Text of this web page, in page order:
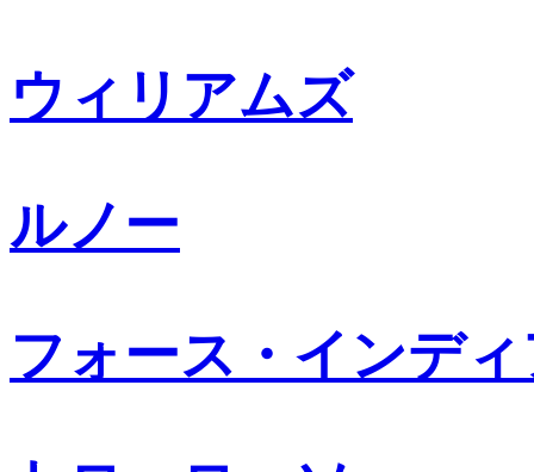
ウィリアムズ
ルノー
フォース・インデ